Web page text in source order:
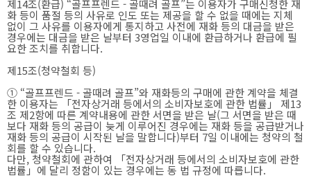
제14조(환급) “골프프렌드 - 골때려 골프”는 이용자가 구매신청한 재
화 등이 품절 등의 사유로 인도 또는 제공을 할 수 없을 때에는 지체
없이 그 사유를 이용자에게 통지하고 사전에 재화 등의 대금을 받은
경우에는 대금을 받은 날부터 3영업일 이내에 환급하거나 환급에 필
요한 조치를 취합니다.
제15조(청약철회 등)
① “골프프렌드 - 골때려 골프”와 재화등의 구매에 관한 계약을 체결
한 이용자는 「전자상거래 등에서의 소비자보호에 관한 법률」 제13
조 제2항에 따른 계약내용에 관한 서면을 받은 날(그 서면을 받은 때
보다 재화 등의 공급이 늦게 이루어진 경우에는 재화 등을 공급받거나
재화 등의 공급이 시작된 날을 말합니다)부터 7일 이내에는 청약의 철
회를 할 수 있습니다.
다만, 청약철회에 관하여 「전자상거래 등에서의 소비자보호에 관한
법률」에 달리 정함이 있는 경우에는 동 법 규정에 따릅니다.